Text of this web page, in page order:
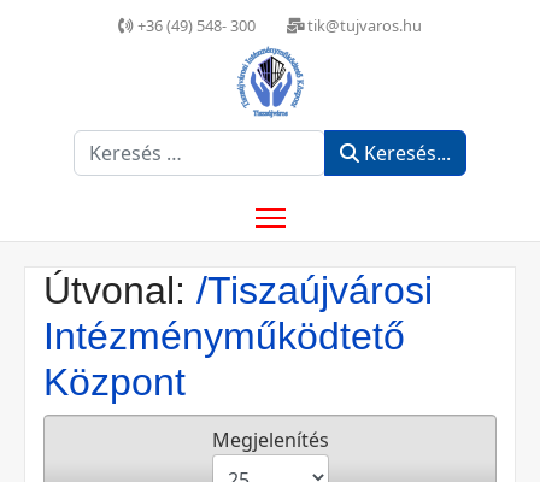
+36 (49) 548- 300 tik@tujvaros.hu
Keresés... Keresés...
Útvonal: /Tiszaújvárosi
Intézményműködtető
Központ
Megjelenítés